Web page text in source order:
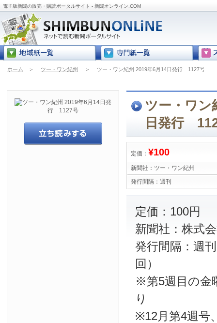
電子版新聞の販売・購読ポータルサイト - 新聞オンライン.COM
ホーム ＞ ツー・ワン紀州 ＞ ツー・ワン紀州 2019年6月14日発行 1127号
ツー・ワン
日発行
定価： ¥100
新聞社： ツー・ワン紀州
発行間隔： 週刊
定価：100円
新聞社：株式
発行間隔：週
回）
※第5週目の金
り
※12月第4週号